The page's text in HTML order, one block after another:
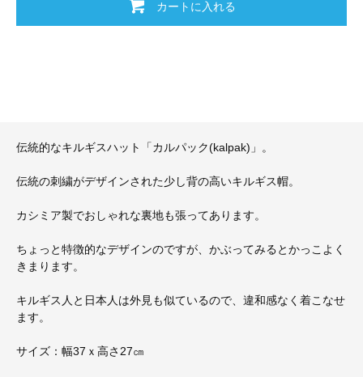
カートに入れる
伝統的なキルギスハット「カルパック(kalpak)」。
伝統の刺繍がデザインされた少し背の高いキルギス帽。
カシミア製でおしゃれな裏地も張ってあります。
ちょっと特徴的なデザインのですが、かぶってみるとかっこよく
きまります。
キルギス人と日本人は外見も似ているので、違和感なく着こなせ
ます。
サイズ：幅37ｘ高さ27㎝